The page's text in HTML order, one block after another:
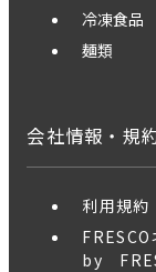
冷凍食品
麺類
会社情報・規
利用規約
by